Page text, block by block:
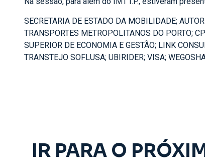
SECRETARIA DE ESTADO DA MOBILIDADE;
TRANSPORTES METROPOLITANOS DO PORTO;
SUPERIOR DE ECONOMIA E GESTÃO; LINK
TRANSTEJO SOFLUSA; UBIRIDER; VISA;
IR PARA O